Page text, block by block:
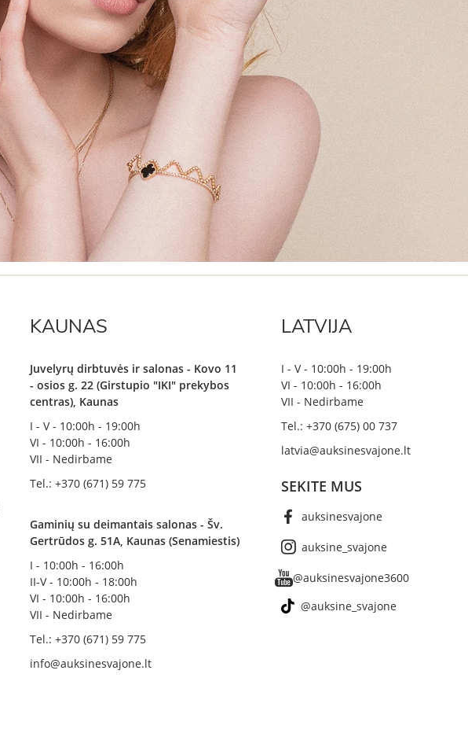
KAUNAS
Juvelyrų dirbtuvės ir salonas - Kovo 11
- osios g. 22 (Girstupio "IKI" prekybos
centras), Kaunas
I - V - 10:00h - 19:00h
VI - 10:00h - 16:00h
VII - Nedirbame
Tel.: +370 (671) 59 775
Gaminių su deimantais salonas - Šv.
Gertrūdos g. 51A, Kaunas (Senamiestis)
I - 10:00h - 16:00h
II-V - 10:00h - 18:00h
VI - 10:00h - 16:00h
VII - Nedirbame
Tel.: +370 (671) 59 775
info@auksinesvajone.lt
LATVIJA
I - V - 10:00h - 19:00h
VI - 10:00h - 16:00h
VII - Nedirbame
Tel.: +370 (675) 00 737
latvia@auksinesvajone.lt
SEKITE MUS
auksinesvajone
auksine_svajone
@auksinesvajone3600
@auksine_svajone